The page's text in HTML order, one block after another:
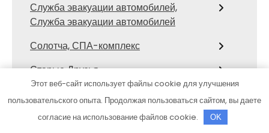
Служба эвакуации автомобилей,
Служба эвакуации автомобилей
Солотча, СПА-комплекс
Старые Друзья
Старый двор, гостинично-ресторанный
Этот веб-сайт использует файлы cookie для улучшения
пользовательского опыта. Продолжая пользоваться сайтом, вы даете
согласие на использование файлов cookie.
OK